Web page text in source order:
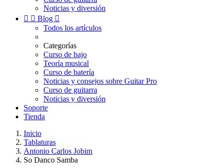
Noticias y diversión
  Blog 
Todos los artículos
Categorías
Curso de bajo
Teoría musical
Curso de batería
Noticias y consejos sobre Guitar Pro
Curso de guitarra
Noticias y diversión
Soporte
Tienda
Inicio
Tablaturas
Antonio Carlos Jobim
So Danco Samba